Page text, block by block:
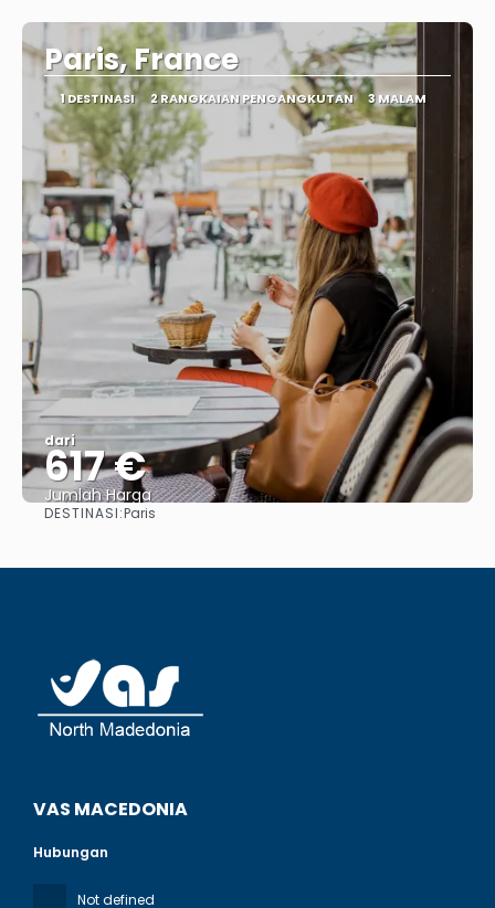
Paris, France
1 DESTINASI 2 RANGKAIAN PENGANGKUTAN 3 MALAM
dari
617 €
Jumlah Harga
DESTINASI:Paris
VAS MACEDONIA
Hubungan
Not defined